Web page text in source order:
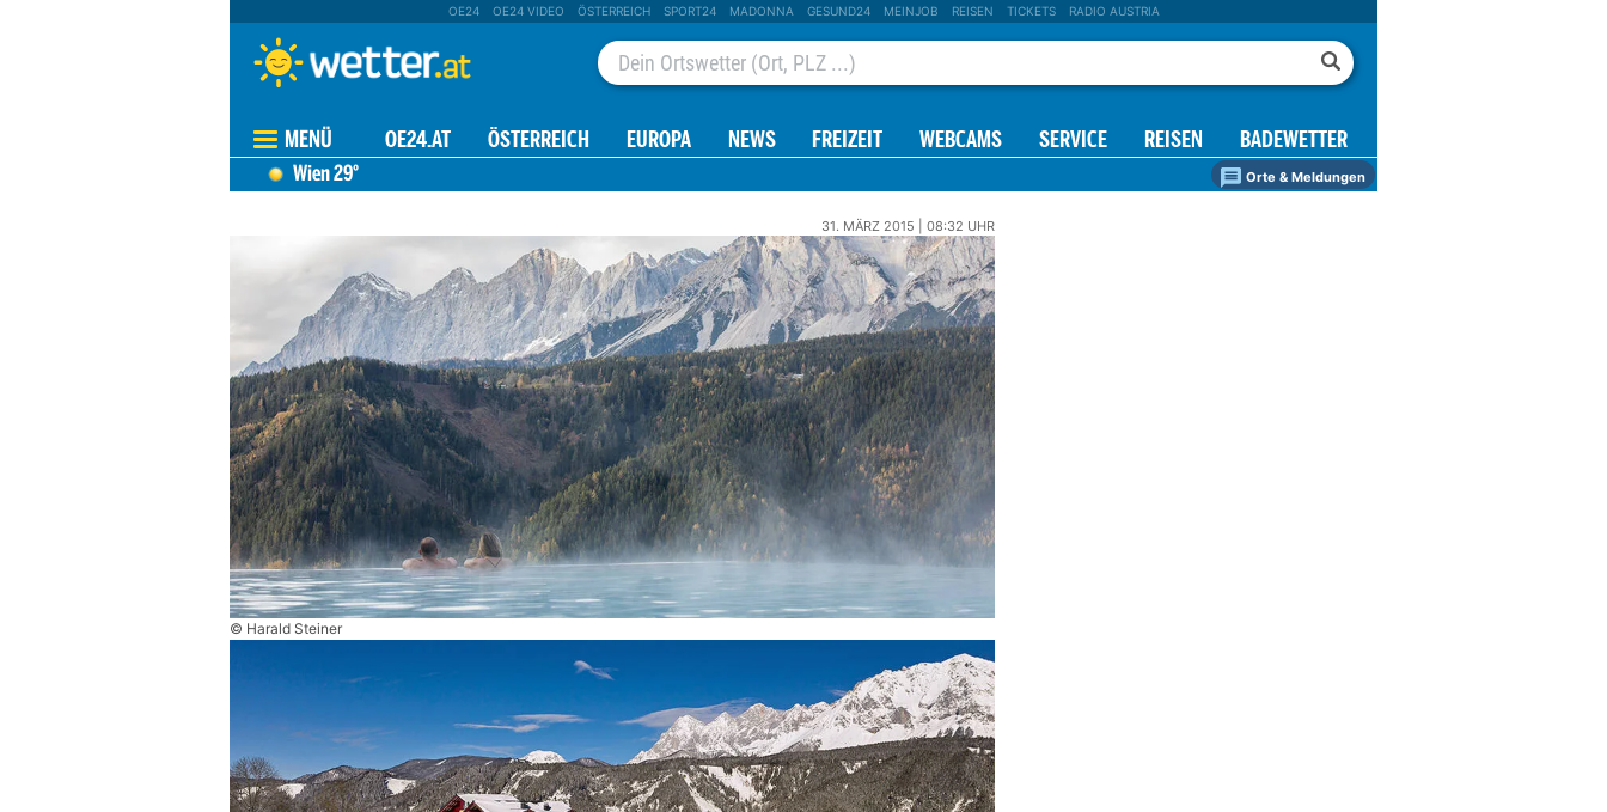
OE24 OE24 VIDEO ÖSTERREICH SPORT24 MADONNA GESUND24 MEINJOB REISEN TICKETS RADIO AUSTRIA
MENÜ OE24.AT ÖSTERREICH EUROPA NEWS FREIZEIT WEBCAMS SERVICE REISEN BADEWETTER
Wien29° Orte & Meldungen
31. MÄRZ 2015 | 08:32 UHR
© Harald Steiner